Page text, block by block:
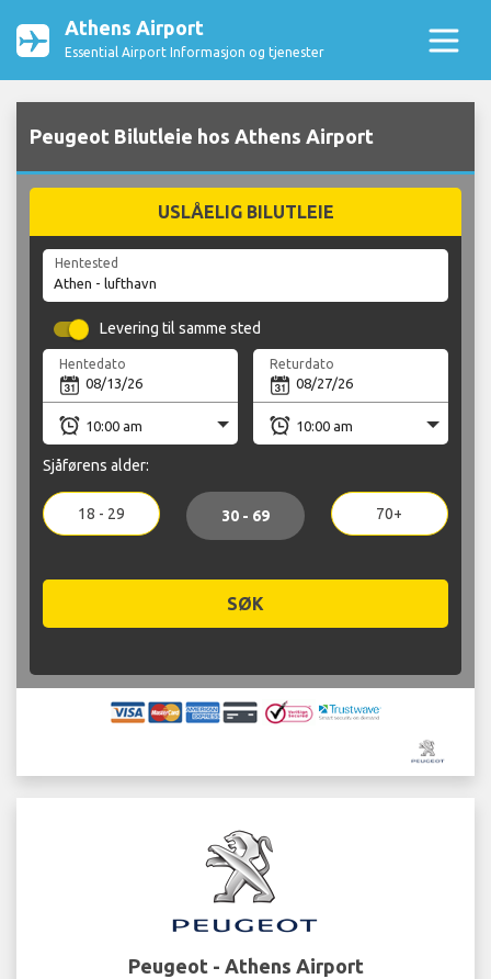
Athens Airport
Essential Airport Informasjon og tjenester
Peugeot Bilutleie hos Athens Airport
USLÅELIG BILUTLEIE
Hentested
Levering til samme sted
Hentedato Returdato
Sjåførens alder:
18 - 29 30 - 69 70+
SØK
Peugeot - Athens Airport